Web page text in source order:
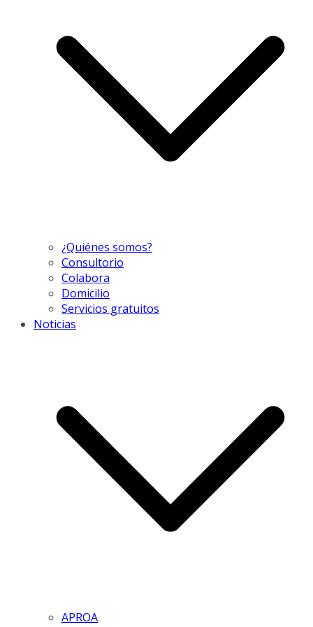
¿Quiénes somos?
Consultorio
Colabora
Domicilio
Servicios gratuitos
Noticias
APROA